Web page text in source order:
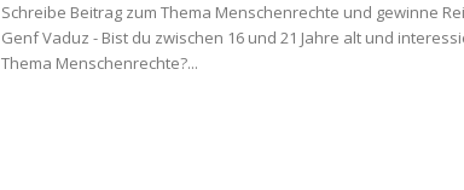
Schreibe Beitrag zum Thema Menschenrechte und gewinne
Genf Vaduz - Bist du zwischen 16 und 21 Jahre alt und
Thema Menschenrechte?...